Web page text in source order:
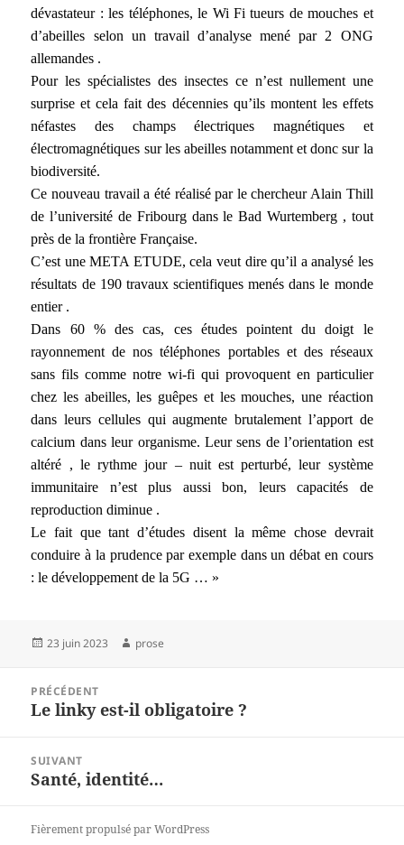
dévastateur : les téléphones, le Wi Fi tueurs de mouches et
d’abeilles selon un travail d’analyse mené par 2 ONG
allemandes .
Pour les spécialistes des insectes ce n’est nullement une
surprise et cela fait des décennies qu’ils montent les effets
néfastes des champs électriques magnétiques et
électromagnétiques sur les abeilles notamment et donc sur la
biodiversité.
Ce nouveau travail a été réalisé par le chercheur Alain Thill
de l’université de Fribourg dans le Bad Wurtemberg , tout
près de la frontière Française.
C’est une META ETUDE, cela veut dire qu’il a analysé les
résultats de 190 travaux scientifiques menés dans le monde
entier .
Dans 60 % des cas, ces études pointent du doigt le
rayonnement de nos téléphones portables et des réseaux
sans fils comme notre wi-fi qui provoquent en particulier
chez les abeilles, les guêpes et les mouches, une réaction
dans leurs cellules qui augmente brutalement l’apport de
calcium dans leur organisme. Leur sens de l’orientation est
altéré , le rythme jour – nuit est perturbé, leur système
immunitaire n’est plus aussi bon, leurs capacités de
reproduction diminue .
Le fait que tant d’études disent la même chose devrait
conduire à la prudence par exemple dans un débat en cours
: le développement de la 5G … »
Publié
23 juin 2023 Auteur
prose
l’article
PRÉCÉDENT
Article
Le linky est-il obligatoire ?
SUIVANT
Article
Santé, identité…
Fièrement propulsé par WordPress